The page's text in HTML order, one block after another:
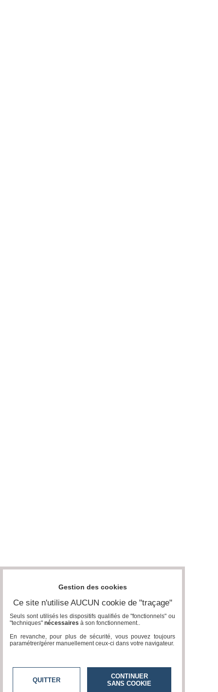
Gestion des cookies
Ce site n'utilise AUCUN cookie de "traçage"
Seuls sont utilisés les dispositifs qualifiés de "fonctionnels" ou
"techniques" nécessaires à son fonctionnement..
En revanche, pour plus de sécurité, vous pouvez toujours
paramétrer/gérer manuellement ceux-ci dans votre navigateur.
QUITTER
CONTINUER
SANS COOKIE